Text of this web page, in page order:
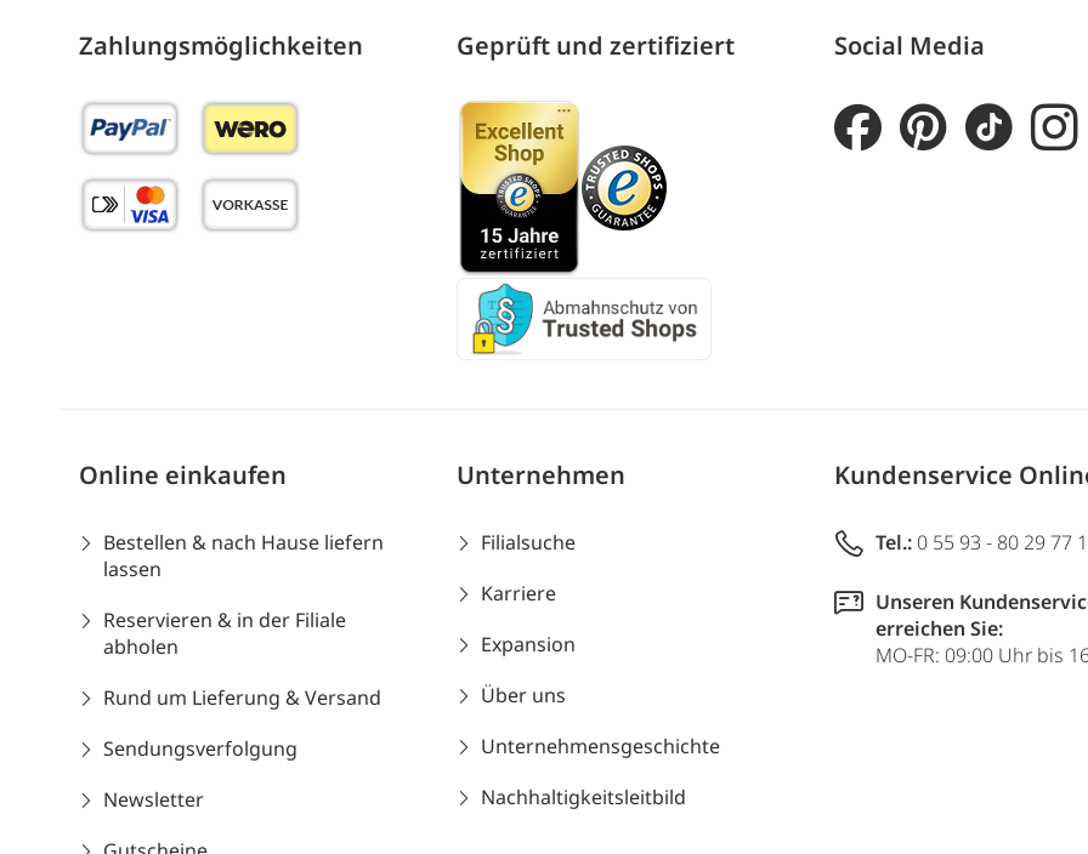
Zahlungs­möglich­keiten Geprüft und zertifiziert Social Media
Online einkaufen
Bestellen & nach Hause liefern
lassen
Reservieren & in der Filiale
abholen
Rund um Lieferung & Versand
Sendungsverfolgung
Newsletter
Unternehmen
Filialsuche
Karriere
Expansion
Über uns
Unternehmensgeschichte
Nachhaltigkeitsleitbild
Kundenservice
Tel.: 0 55 93 - 80 29 77
Unseren
erreichen Sie:
MO-FR: 09:00 Uhr bis